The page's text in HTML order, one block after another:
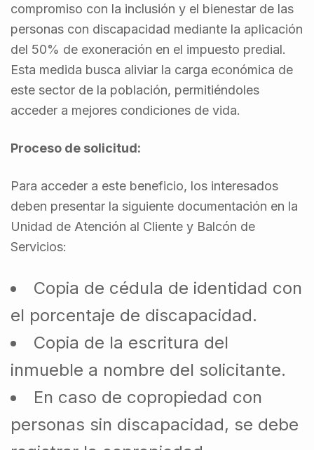
compromiso con la inclusión y el bienestar de las
personas con discapacidad mediante la aplicación
del 50% de exoneración en el impuesto predial.
Esta medida busca aliviar la carga económica de
este sector de la población, permitiéndoles
acceder a mejores condiciones de vida.
Proceso de solicitud:
Para acceder a este beneficio, los interesados
deben presentar la siguiente documentación en la
Unidad de Atención al Cliente y Balcón de
Servicios:
Copia de cédula de identidad con
el porcentaje de discapacidad.
Copia de la escritura del
inmueble a nombre del solicitante.
En caso de copropiedad con
personas sin discapacidad, se debe